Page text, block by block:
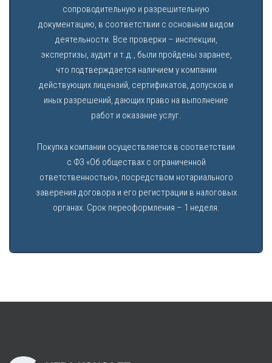
сопроводительную и разрешительную
документацию, в соответствии с основным видом
деятельности. Все проверки – инспекции,
экспертизы, аудит и т.д., были пройдены заранее,
что подтверждается наличием у компании
действующих лицензий, сертификатов, допусков и
иных разрешений, дающих право на выполнение
работ и оказание услуг.
Покупка компании осуществляется в соответствии
с ФЗ «Об обществах с ограниченной
ответственностью», посредством нотариального
заверения договора и его регистрации в налоговых
органах. Срок переоформления – 1 неделя.